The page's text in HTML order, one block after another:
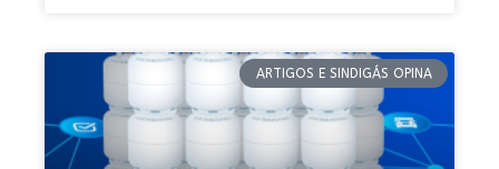
ARTIGOS E SINDIGÁS OPINA